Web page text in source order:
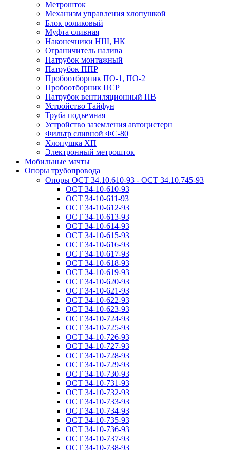
Метрошток
Механизм управления хлопушкой
Блок роликовый
Муфта сливная
Наконечники НШ, НК
Ограничитель налива
Патрубок монтажный
Патрубок ППР
Пробоотборник ПО-1, ПО-2
Пробоотборник ПСР
Патрубок вентиляционный ПВ
Устройство Тайфун
Труба подъемная
Устройство заземления автоцистерн
Фильтр сливной ФС-80
Хлопушка ХП
Электронный метрошток
Мобильные мачты
Опоры трубопровода
Опоры ОСТ 34.10.610-93 - ОСТ 34.10.745-93
ОСТ 34-10-610-93
ОСТ 34-10-611-93
ОСТ 34-10-612-93
ОСТ 34-10-613-93
ОСТ 34-10-614-93
ОСТ 34-10-615-93
ОСТ 34-10-616-93
ОСТ 34-10-617-93
ОСТ 34-10-618-93
ОСТ 34-10-619-93
ОСТ 34-10-620-93
ОСТ 34-10-621-93
ОСТ 34-10-622-93
ОСТ 34-10-623-93
ОСТ 34-10-724-93
ОСТ 34-10-725-93
ОСТ 34-10-726-93
ОСТ 34-10-727-93
ОСТ 34-10-728-93
ОСТ 34-10-729-93
ОСТ 34-10-730-93
ОСТ 34-10-731-93
ОСТ 34-10-732-93
ОСТ 34-10-733-93
ОСТ 34-10-734-93
ОСТ 34-10-735-93
ОСТ 34-10-736-93
ОСТ 34-10-737-93
ОСТ 34-10-738-93